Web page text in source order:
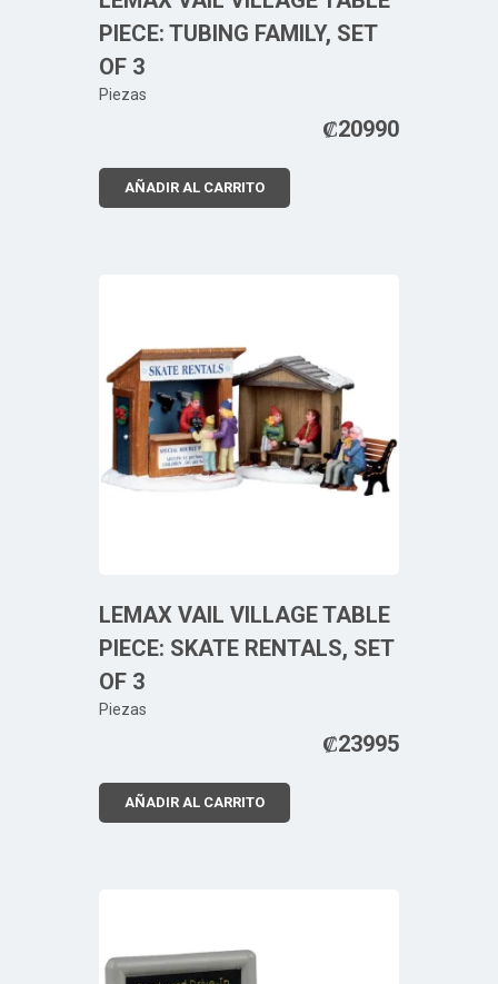
PIECE: TUBING FAMILY, SET
OF 3
Piezas
₡20990
AÑADIR AL CARRITO
LEMAX VAIL VILLAGE TABLE
PIECE: SKATE RENTALS, SET
OF 3
Piezas
₡23995
AÑADIR AL CARRITO